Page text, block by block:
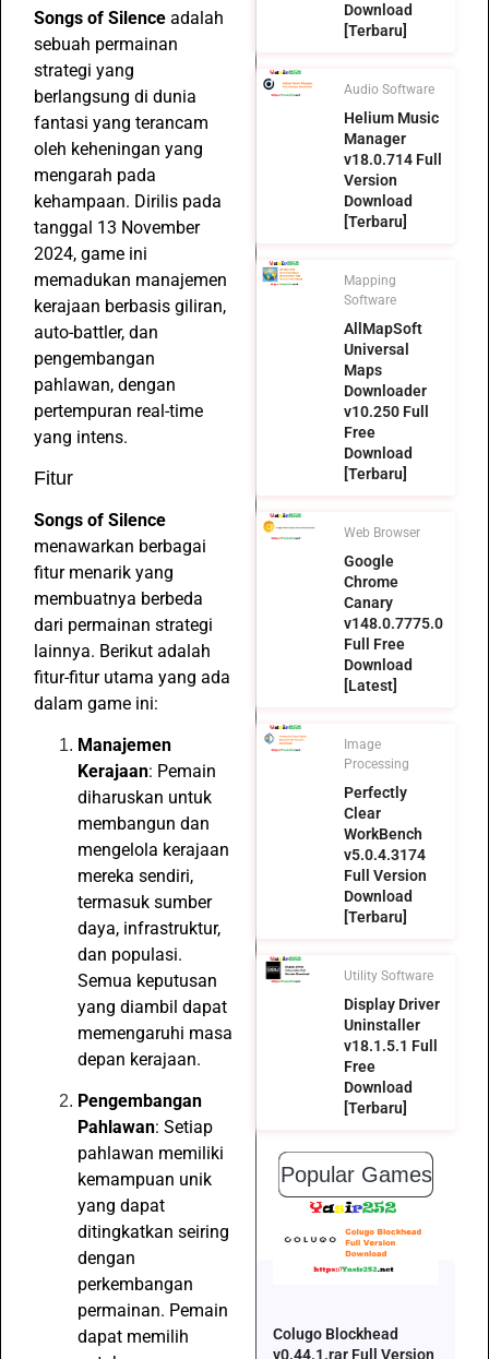
Songs of Silence adalah
sebuah permainan
strategi yang
berlangsung di dunia
fantasi yang terancam
oleh keheningan yang
mengarah pada
kehampaan. Dirilis pada
tanggal 13 November
2024, game ini
memadukan manajemen
kerajaan berbasis giliran,
auto-battler, dan
pengembangan
pahlawan, dengan
pertempuran real-time
yang intens.
Fitur
Songs of Silence
menawarkan berbagai
fitur menarik yang
membuatnya berbeda
dari permainan strategi
lainnya. Berikut adalah
fitur-fitur utama yang ada
dalam game ini:
Manajemen
Kerajaan: Pemain
diharuskan untuk
membangun dan
mengelola kerajaan
mereka sendiri,
termasuk sumber
daya, infrastruktur,
dan populasi.
Semua keputusan
yang diambil dapat
memengaruhi masa
depan kerajaan.
Pengembangan
Pahlawan: Setiap
pahlawan memiliki
kemampuan unik
yang dapat
ditingkatkan seiring
dengan
perkembangan
permainan. Pemain
dapat memilih
Download
[Terbaru]
Audio Software
Helium Music
Manager
v18.0.714 Full
Version
Download
[Terbaru]
Mapping
Software
AllMapSoft
Universal
Maps
Downloader
v10.250 Full
Free
Download
[Terbaru]
Web Browser
Google
Chrome
Canary
v148.0.7775.0
Full Free
Download
[Latest]
Image
Processing
Perfectly
Clear
WorkBench
v5.0.4.3174
Full Version
Download
[Terbaru]
Utility Software
Display Driver
Uninstaller
v18.1.5.1 Full
Free
Download
[Terbaru]
Popular Games
Colugo Blockhead
v0.44.1.rar Full Version